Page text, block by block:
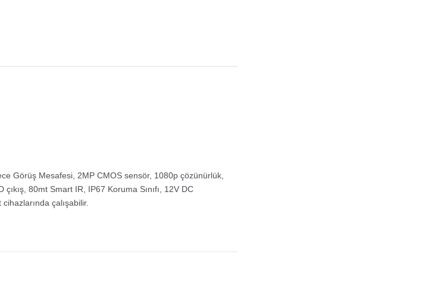
Görüş Mesafesi, 2MP CMOS sensör, 1080p çözünürlük,
80mt Smart IR, IP67 Koruma Sınıfı, 12V DC
çalışabilir.